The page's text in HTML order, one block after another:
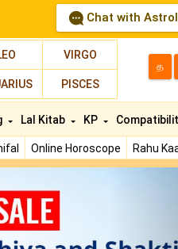
Chat with
VIRGO
PISCES
த
Online Horoscope Rahu
Lal Kitab KP